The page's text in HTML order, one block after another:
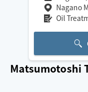
Nagano
Oil
Matsumotoshi